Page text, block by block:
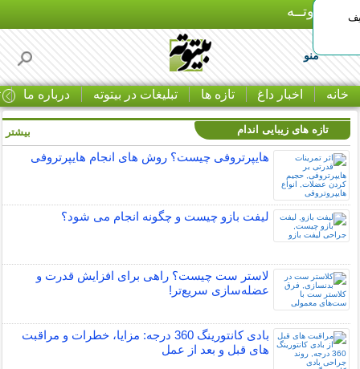
بـیتوتــه
منو
خانه اخبار داغ تازه ها تبلیغات در بیتوته درباره ما
تازه های زیبایی اندام
هایپرتروفی چیست؟ روش های انجام هایپرتروفی
لیفت بازو چیست و چگونه انجام می شود؟
لاستر ست چیست؟ راهی برای افزایش قدرت و
عضله‌سازی سریع‌تر!
بادی کانتورینگ 360 درجه: مزایا، خطرات و مراقبت
های قبل و بعد از عمل
بیشتر